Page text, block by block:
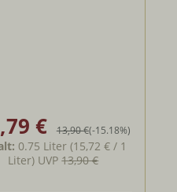
€ Regulärer Preis:
13,90 €(-15.18%)
0.75 Liter(15,72 € / 1
Liter) UVP13,90 €